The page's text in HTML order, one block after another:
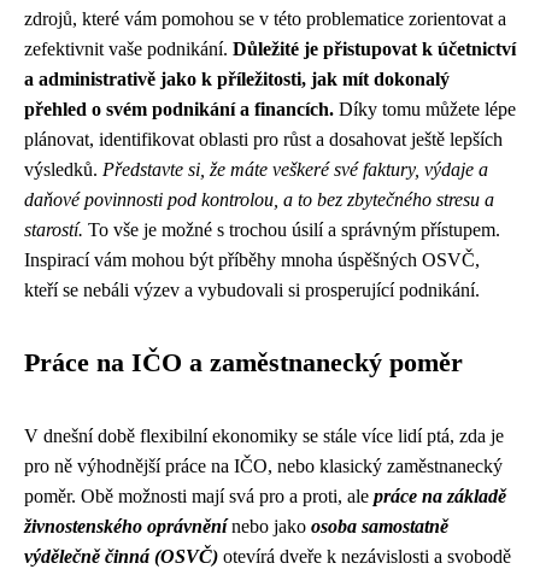
zdrojů, které vám pomohou se v této problematice zorientovat a
zefektivnit vaše podnikání. Důležité je přistupovat k účetnictví
a administrativě jako k příležitosti, jak mít dokonalý
přehled o svém podnikání a financích. Díky tomu můžete lépe
plánovat, identifikovat oblasti pro růst a dosahovat ještě lepších
výsledků. Představte si, že máte veškeré své faktury, výdaje a
daňové povinnosti pod kontrolou, a to bez zbytečného stresu a
starostí. To vše je možné s trochou úsilí a správným přístupem.
Inspirací vám mohou být příběhy mnoha úspěšných OSVČ,
kteří se nebáli výzev a vybudovali si prosperující podnikání.
Práce na IČO a zaměstnanecký poměr
V dnešní době flexibilní ekonomiky se stále více lidí ptá, zda je
pro ně výhodnější práce na IČO, nebo klasický zaměstnanecký
poměr. Obě možnosti mají svá pro a proti, ale práce na základě
živnostenského oprávněnínebo jako osoba samostatně
výdělečně činná (OSVČ) otevírá dveře k nezávislosti a svobodě